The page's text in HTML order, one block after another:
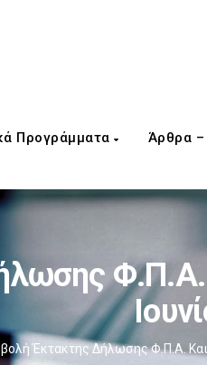
Προγράμματα Άρθρα
Έκτακτης Δήλωσης Φ.Π.Α.